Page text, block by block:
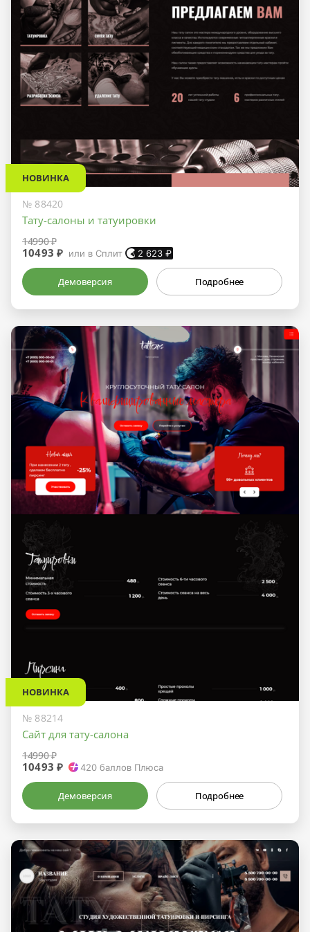
НОВИНКА
№ 88420
Тату-салоны и татуировки
14990 ₽
10493 ₽ или в Сплит 2 623 ₽
Демоверсия Подробнее
НОВИНКА
№ 88214
Сайт для тату-салона
14990 ₽
10493 ₽ 420 баллов Плюса
Демоверсия Подробнее